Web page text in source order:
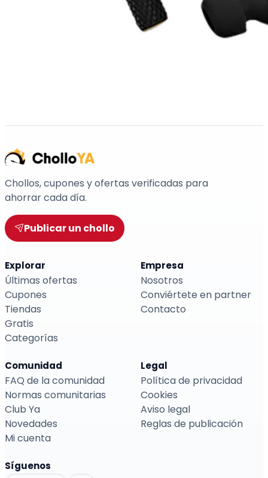
Chollos, cupones y ofertas verificadas para
ahorrar cada día.
Publicar un chollo
Explorar
Últimas ofertas
Cupones
Tiendas
Gratis
Categorías
Empresa
Nosotros
Conviértete en partner
Contacto
Comunidad
FAQ de la comunidad
Normas comunitarias
Club Ya
Novedades
Mi cuenta
Legal
Política de privacidad
Cookies
Aviso legal
Reglas de publicación
Síguenos